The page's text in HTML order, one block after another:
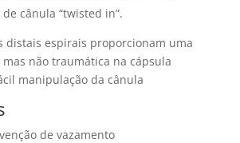
cânula “twisted in”.
distais espirais proporcionam uma
não traumática na cápsula
manipulação da cânula
de vazamento